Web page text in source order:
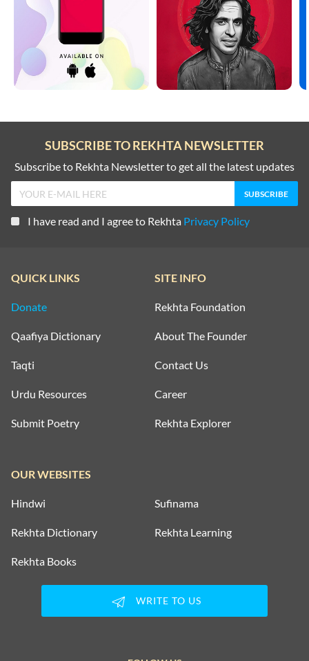
SUBSCRIBE TO REKHTA NEWSLETTER
Subscribe to Rekhta Newsletter to get all the latest updates
I have read and I agree to Rekhta Privacy Policy
QUICK LINKS
Donate
Qaafiya Dictionary
Taqti
Urdu Resources
Submit Poetry
SITE INFO
Rekhta Foundation
About The Founder
Contact Us
Career
Rekhta Explorer
OUR WEBSITES
Hindwi Sufinama
Rekhta Dictionary Rekhta Learning
Rekhta Books
WRITE TO US